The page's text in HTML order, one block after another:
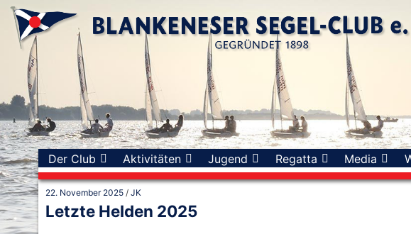
Skip
content
Der Club Aktivitäten Jugend Regatta Media
22. November 2025/ JK
Letzte Helden 2025